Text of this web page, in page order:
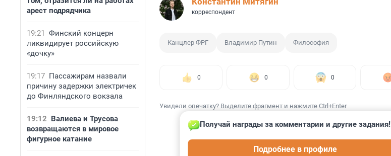
арест подрядчика
19:21 Финский концерн
ликвидирует российскую
«дочку»
19:17 Пассажирам назвали
причину задержки электричек
до Финляндского вокзала
19:12 Валиева и Трусова
возвращаются в мировое
фигурное катание
корреспондент
Канцлер ФРГ Владимир Путин Философия
0 0 0
Увидели опечатку? Выделите фрагмент и нажмите Ctrl+Enter
Получай награды за комментарии и другие задания!
Подробнее в профиле